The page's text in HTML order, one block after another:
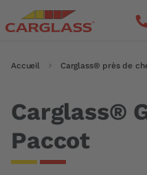
Aller au contenu principal
Fil d'Ariane
Accueil Carglass® près de
Carglass®
Paccot